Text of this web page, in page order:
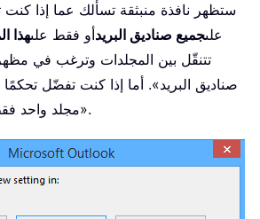
ستظهر نافذة منبثقة تسألك عما إذا كنت
علىجميع صناديق البريدأو فقط علىهذا
تتنقّل بين المجلدات وترغب في
صناديق البريد». أما إذا كنت تفضّل
مجلد واحد فقط، فاختر «هذا المجلد».